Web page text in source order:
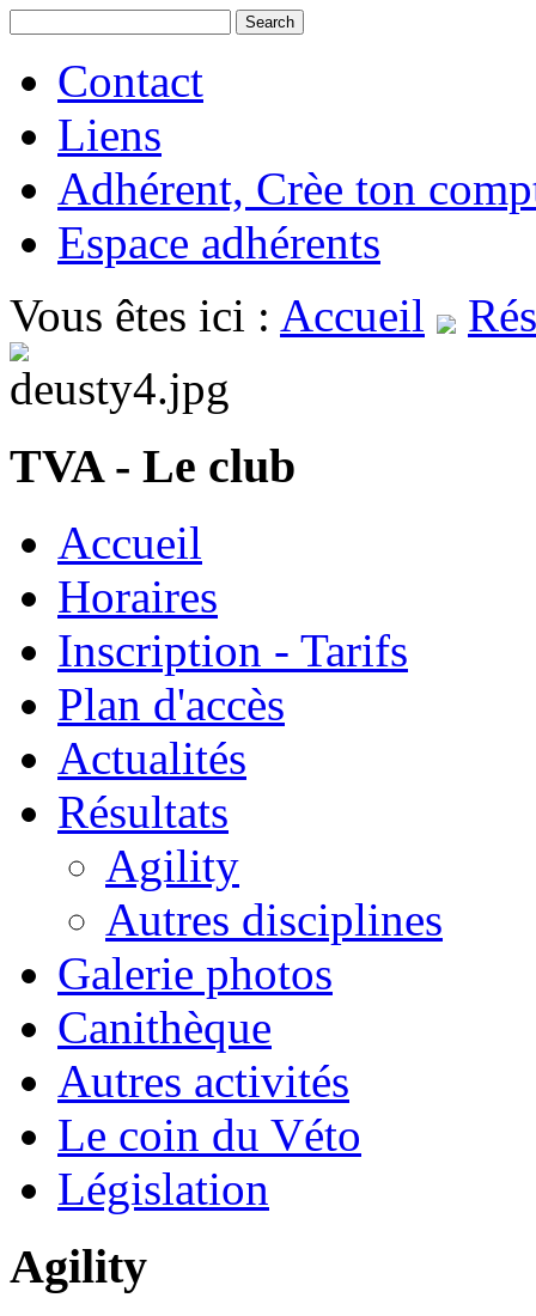
Contact
Liens
Adhérent, Crèe ton
Espace adhérents
Vous êtes ici : Accueil
TVA - Le club
Accueil
Horaires
Inscription - Tarifs
Plan d'accès
Actualités
Résultats
Agility
Autres disciplines
Galerie photos
Canithèque
Autres activités
Le coin du Véto
Législation
Agility